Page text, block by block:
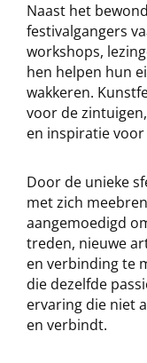
Naast het
festivalgangers
workshops,
hen helpen hun
wakkeren.
voor de
en inspiratie
Door de unieke
met zich
aangemoedigd
treden, nieuwe
en verbinding te
die dezelfde
ervaring die niet
en verbindt.